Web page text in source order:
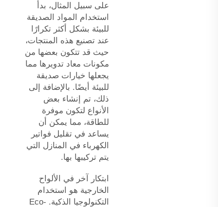
على سبيل المثال، بدأ
استخدام المواد الصديقة
للبيئة بشكل أكثر تكرارًا
عند تصنيع هذه المنتجات،
حيث قد تتكون بعضها من
مكونات معاد تدويرها مما
يجعلها خيارات صديقة
للبيئة أيضًا. بالإضافة إلى
ذلك، تم إنشاء بعض
الأنواع لتكون موفرة
للطاقة، مما يمكن أن
يساعد في تقليل فواتير
الكهرباء في المنازل التي
يتم تركيبها بها.
ابتكار آخر في الألواح
الخارجية هو استخدام
التكنولوجيا الذكية. Eco-